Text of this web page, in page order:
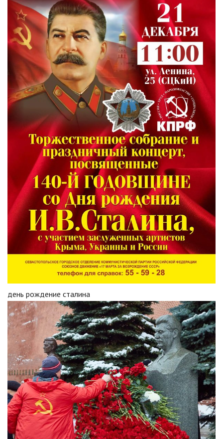
день рождение сталина